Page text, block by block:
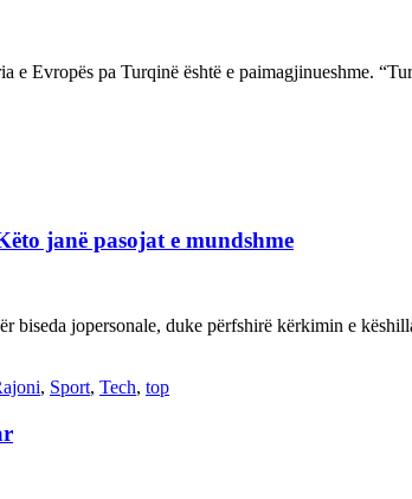
e Evropës pa Turqinë është e paimagjinueshme.
janë pasojat e mundshme
biseda jopersonale, duke përfshirë kërkimin e
, Sport, Tech, top